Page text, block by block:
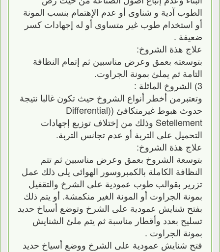
الطوب آدية و شناوى أو عدم الإهتمام بنسب المونة
أو استخدام طوب غير متساوى أو له إجهادات كسر
ضعيفة .
علاج هذة الشروخ:
بتوسعته بعمق وعرض مناسبين ثم إتمام النظافة
التامة ثم يملئ بمونة الجراوت.
3) الشروخ المائلة :
وتعتبرمن أخطر أنواع الشروخ حيث تكون غالبا نتيجة
حدوث هبوط غيرمتكافئ ((Differential
Setellement وذلك من إختلاف توزيع إجهادات
التحميل على التربة أو عدم تجانس التربة.
علاج هذة الشروخ:
بتوسعة الشروخ بعمق وعرض مناسبين ثم تتم
النظافة الكاملة بالكمبروسور الهوائى يلى ذلك عمل
تزرير بقوالب طوب عمودية على الشرخ والتقفيل
بمونة الجراوت أو المونة الغير منكمشة. أو يتم ذلك
بفتح شنايش عمودية على الشرخ وتوضع أسياخ حديد
تسليح بعدد وأقطار مناسبة ثم يتم ملئ الشنايش
بمونة الجراوت .
فتح شنايش عمودية على الشرخ ووضع أسياخ حديد